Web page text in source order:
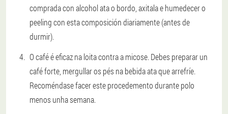
comprada con alcohol ata o bordo, axitala e humedecer o
peeling con esta composición diariamente (antes de
durmir).
O café é eficaz na loita contra a micose. Debes preparar un
café forte, mergullar os pés na bebida ata que arrefríe.
Recoméndase facer este procedemento durante polo
menos unha semana.